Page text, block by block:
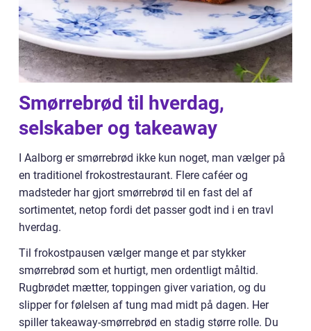
Smørrebrød til hverdag,
selskaber og takeaway
I Aalborg er smørrebrød ikke kun noget, man vælger på
en traditionel frokostrestaurant. Flere caféer og
madsteder har gjort smørrebrød til en fast del af
sortimentet, netop fordi det passer godt ind i en travl
hverdag.
Til frokostpausen vælger mange et par stykker
smørrebrød som et hurtigt, men ordentligt måltid.
Rugbrødet mætter, toppingen giver variation, og du
slipper for følelsen af tung mad midt på dagen. Her
spiller takeaway-smørrebrød en stadig større rolle. Du